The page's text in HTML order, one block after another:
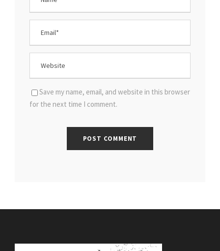
Save my name, email, and website in this browser
for the next time I comment.